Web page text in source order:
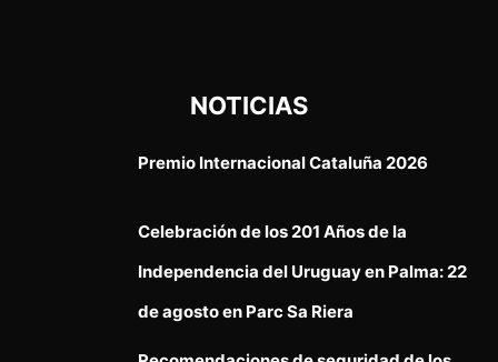
NOTICIAS
Premio Internacional Cataluña 2026
Celebración de los 201 Años de la
Independencia del Uruguay en Palma: 22
de agosto en Parc Sa Riera